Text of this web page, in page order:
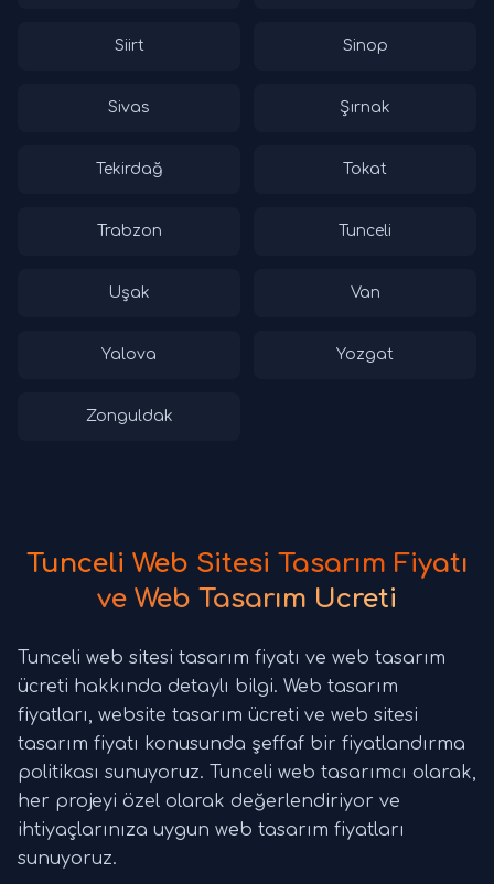
Siirt Sinop
Sivas Şırnak
Tekirdağ Tokat
Trabzon Tunceli
Uşak Van
Yalova Yozgat
Zonguldak
Tunceli Web Sitesi Tasarım Fiyatı
ve Web Tasarım Ücreti
Tunceli web sitesi tasarım fiyatı ve web tasarım
ücreti hakkında detaylı bilgi. Web tasarım
fiyatları, website tasarım ücreti ve web sitesi
tasarım fiyatı konusunda şeffaf bir fiyatlandırma
politikası sunuyoruz. Tunceli web tasarımcı olarak,
her projeyi özel olarak değerlendiriyor ve
ihtiyaçlarınıza uygun web tasarım fiyatları
sunuyoruz.